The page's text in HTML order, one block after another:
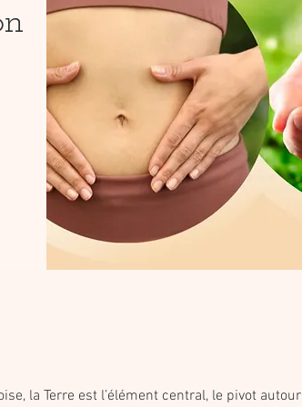
la Terre est l’élément central, le pivot autour